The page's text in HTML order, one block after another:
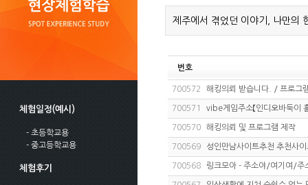
체험일정(예시)
- 초등학교용
- 중고등학교용
체험후기
제주에서 겪었던 이야기, 나만의
번호
700572 해킹의뢰 받습니다. / 프로그
700571 vibe게임주소【인디오바둑이
700570 해킹의뢰 및 프로그램 제작
700569 성인만남사이트추천 추천사
700568 링크모아 - 주소야/여기여/